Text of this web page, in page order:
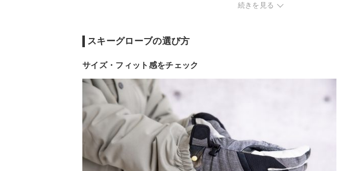
続きを見る
スキーグローブの選び方
サイズ・フィット感をチェック